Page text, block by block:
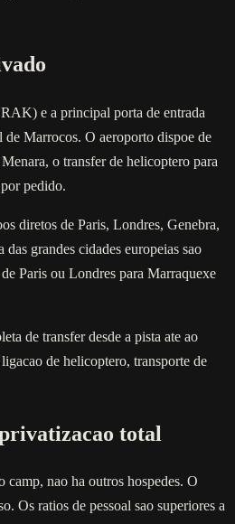
e a principal porta de entrada
de Marrocos. O aeroporto dispoe de
o transfer de helicoptero para
pedido.
diretos de Paris, Londres, Genebra,
grandes cidades europeias sao
Paris ou Londres para Marraquexe
de transfer desde a pista ate ao
de helicoptero, transporte de
total
nao ha outros hospedes. O
Os ratios de pessoal sao superiores a